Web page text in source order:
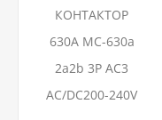
КОНТАКТОР
630A MC-630a
2a2b 3P AC3
AC/DC200-240V